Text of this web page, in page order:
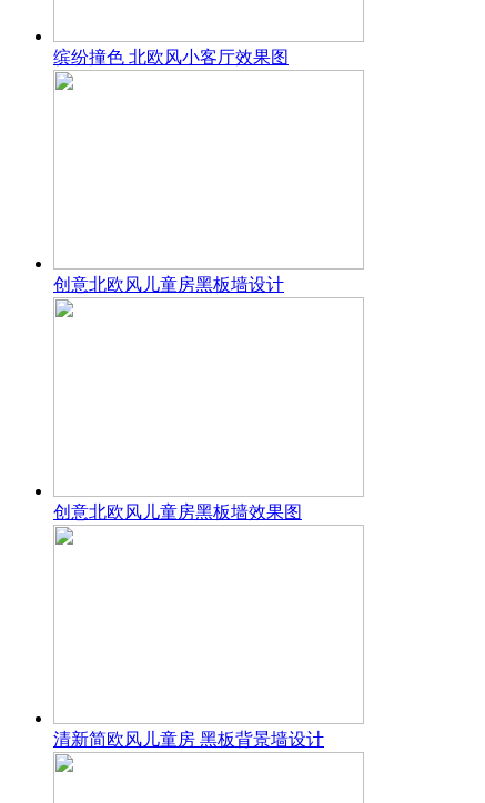
缤纷撞色 北欧风小客厅效果图
创意北欧风儿童房黑板墙设计
创意北欧风儿童房黑板墙效果图
清新简欧风儿童房 黑板背景墙设计